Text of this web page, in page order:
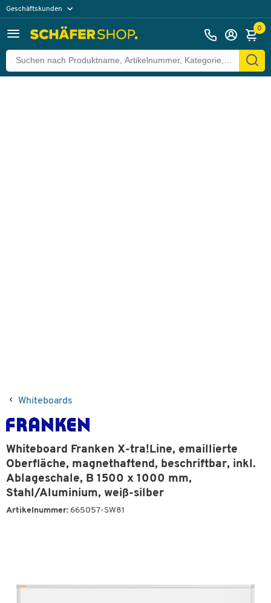
Geschäftskunden
0
Whiteboards
Whiteboard Franken X-tra!Line, emaillierte
Oberfläche, magnethaftend, beschriftbar, inkl.
Ablageschale, B 1500 x 1000 mm,
Stahl/Aluminium, weiß-silber
Artikelnummer: 665057-SW81
Zurück